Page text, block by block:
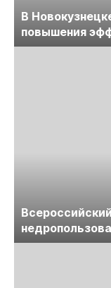
В
повышения
предприятий